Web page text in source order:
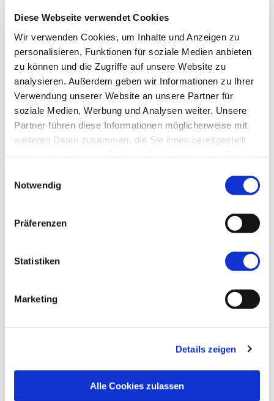
Diese Webseite verwendet Cookies
Wir verwenden Cookies, um Inhalte und Anzeigen zu
personalisieren, Funktionen für soziale Medien anbieten
zu können und die Zugriffe auf unsere Website zu
analysieren. Außerdem geben wir Informationen zu Ihrer
Verwendung unserer Website an unsere Partner für
soziale Medien, Werbung und Analysen weiter. Unsere
Partner führen diese Informationen möglicherweise mit
weiteren Daten zusammen, die Sie ihnen bereitgestellt
Notwendig
Präferenzen
Statistiken
Marketing
Details zeigen
Alle Cookies zulassen
Termine & Preise
Leistung
Reiseleitung, Skiguiding und Rahmenprogramm
Verwöhnpension:
Übernachtung im Zimmer mit DU oder Bad
und WC, Sat-TV und überwiegend Balkon
oder Terrasse
Themenbuffet inkl. Suppe, diverse Vorspeisen,
Salat- & Dessertbuffet